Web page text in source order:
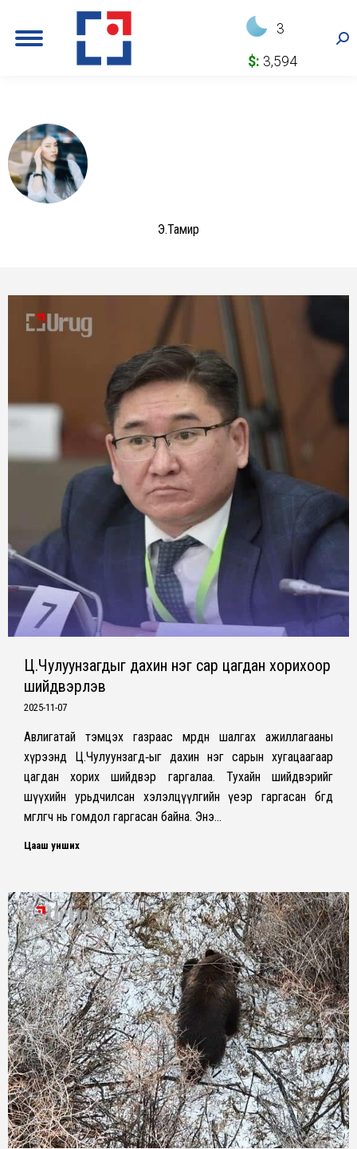
3
$: 3,594
Э.Тамир
Ц.Чулуунзагдыг дахин нэг сар цагдан хорихоор
шийдвэрлэв
2025-11-07
Авлигатай тэмцэх газраас мөрдөн шалгах ажиллагааны
хүрээнд Ц.Чулуунзагд‑ыг дахин нэг сарын хугацаагаар
цагдан хорих шийдвэр гаргалаа. Тухайн шийдвэрийг
шүүхийн урьдчилсан хэлэлцүүлгийн үеэр гаргасан бөгөөд
өмгөөлөгч нь гомдол гаргасан байна. Энэ…
Цааш унших